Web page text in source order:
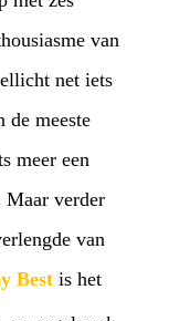
van
net iets
de meeste
meer een
Maar verder
van
Best is het